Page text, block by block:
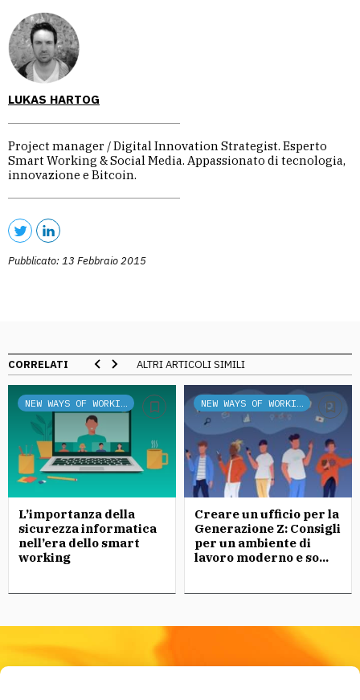
LUKAS HARTOG
Project manager / Digital Innovation Strategist. Esperto
Smart Working & Social Media. Appassionato di tecnologia,
innovazione e Bitcoin.
Pubblicato: 13 Febbraio 2015
CORRELATI ALTRI ARTICOLI SIMILI
NEW WAYS OF WORKING
L’importanza della
sicurezza informatica
nell’era dello smart
working
NEW WAYS OF WORKING
Creare un ufficio per la
Generazione Z: Consigli
per un ambiente di
lavoro moderno e so...